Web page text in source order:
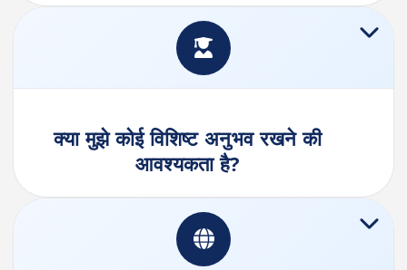
क्या मुझे कोई विशिष्ट अनुभव रखने की
आवश्यकता है?